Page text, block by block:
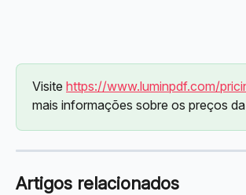
Visite https://www.luminpdf.com/
mais informações sobre os preços
Artigos relacionados